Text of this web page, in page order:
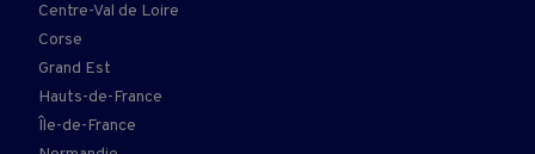
Centre-Val de Loire
Corse
Grand Est
Hauts-de-France
Île-de-France